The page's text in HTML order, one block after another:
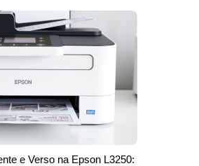
e Verso na Epson L3250: